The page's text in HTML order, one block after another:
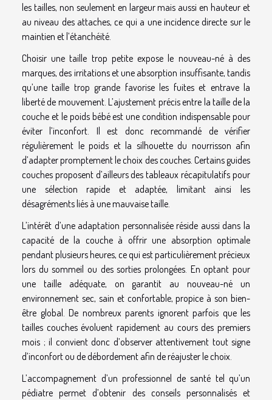
les tailles, non seulement en largeur mais aussi en hauteur et
au niveau des attaches, ce qui a une incidence directe sur le
maintien et l’étanchéité.
Choisir une taille trop petite expose le nouveau-né à des
marques, des irritations et une absorption insuffisante, tandis
qu’une taille trop grande favorise les fuites et entrave la
liberté de mouvement. L’ajustement précis entre la taille de la
couche et le poids bébé est une condition indispensable pour
éviter l’inconfort. Il est donc recommandé de vérifier
régulièrement le poids et la silhouette du nourrisson afin
d’adapter promptement le choix des couches. Certains guides
couches proposent d’ailleurs des tableaux récapitulatifs pour
une sélection rapide et adaptée, limitant ainsi les
désagréments liés à une mauvaise taille.
L’intérêt d’une adaptation personnalisée réside aussi dans la
capacité de la couche à offrir une absorption optimale
pendant plusieurs heures, ce qui est particulièrement précieux
lors du sommeil ou des sorties prolongées. En optant pour
une taille adéquate, on garantit au nouveau-né un
environnement sec, sain et confortable, propice à son bien-
être global. De nombreux parents ignorent parfois que les
tailles couches évoluent rapidement au cours des premiers
mois ; il convient donc d’observer attentivement tout signe
d’inconfort ou de débordement afin de réajuster le choix.
L’accompagnement d’un professionnel de santé tel qu’un
pédiatre permet d’obtenir des conseils personnalisés et